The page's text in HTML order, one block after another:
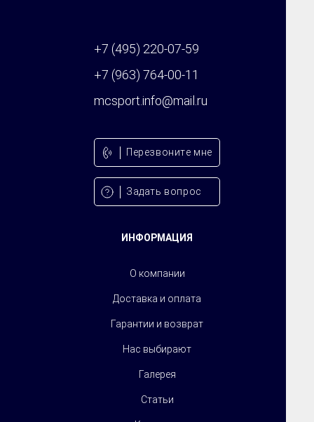
ИНФОРМАЦИЯ
О компании
Доставка и оплата
Гарантии и возврат
Нас выбирают
Галерея
Статьи
+7 (495) 220-07-59
+7 (963) 764-00-11
mcsport.info@mail.ru
Перезвонитe мне
Задать вопрос